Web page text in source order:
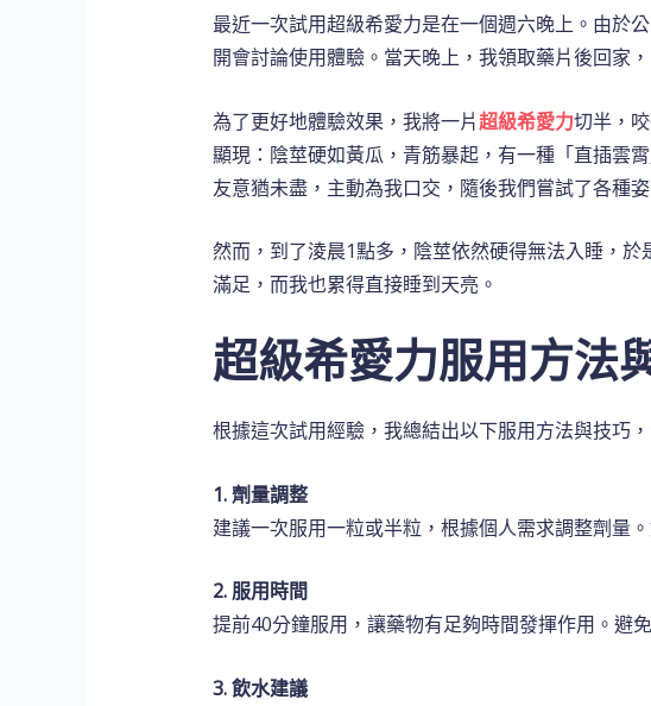
最近一次試用超級希愛力是在一個週六晚上。由於
開會討論使用體驗。當天晚上，我領取藥片後回家
為了更好地體驗效果，我將一片超級希愛力切半，
顯現：陰莖硬如黃瓜，青筋暴起，有一種「直插雲
友意猶未盡，主動為我口交，隨後我們嘗試了各種
然而，到了淩晨1點多，陰莖依然硬得無法入睡，
滿足，而我也累得直接睡到天亮。
超級希愛力服用方法
根據這次試用經驗，我總結出以下服用方法與技巧
1. 劑量調整
建議一次服用一粒或半粒，根據個人需求調整劑量
2. 服用時間
提前40分鐘服用，讓藥物有足夠時間發揮作用。避
3. 飲水建議